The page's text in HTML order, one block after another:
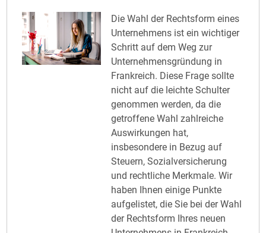
Die Wahl der Rechtsform eines
Unternehmens ist ein wichtiger
Schritt auf dem Weg zur
Unternehmensgründung in
Frankreich. Diese Frage sollte
nicht auf die leichte Schulter
genommen werden, da die
getroffene Wahl zahlreiche
Auswirkungen hat,
insbesondere in Bezug auf
Steuern, Sozialversicherung
und rechtliche Merkmale. Wir
haben Ihnen einige Punkte
aufgelistet, die Sie bei der Wahl
der Rechtsform Ihres neuen